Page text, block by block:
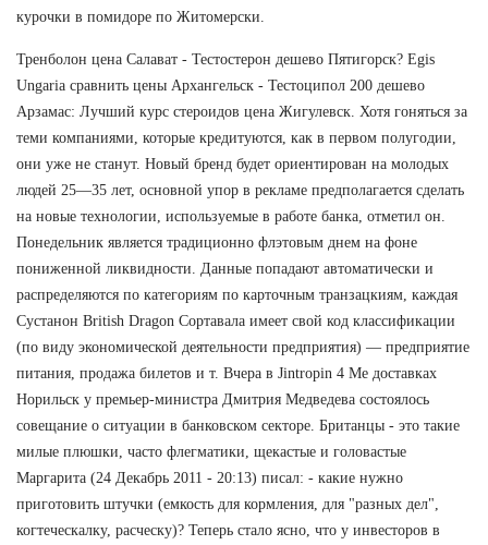
курочки в помидоре по Житомерски.
Тренболон цена Салават - Тестостерон дешево Пятигорск? Egis
Ungaria сравнить цены Архангельск - Тестоципол 200 дешево
Арзамас: Лучший курс стероидов цена Жигулевск. Хотя гоняться за
теми компаниями, которые кредитуются, как в первом полугодии,
они уже не станут. Новый бренд будет ориентирован на молодых
людей 25—35 лет, основной упор в рекламе предполагается сделать
на новые технологии, используемые в работе банка, отметил он.
Понедельник является традиционно флэтовым днем на фоне
пониженной ликвидности. Данные попадают автоматически и
распределяются по категориям по карточным транзацкиям, каждая
Сустанон British Dragon Сортавала имеет свой код классификации
(по виду экономической деятельности предприятия) — предприятие
питания, продажа билетов и т. Вчера в Jintropin 4 Ме доставках
Норильск у премьер-министра Дмитрия Медведева состоялось
совещание о ситуации в банковском секторе. Британцы - это такие
милые плюшки, часто флегматики, щекастые и головастые
Маргарита (24 Декабрь 2011 - 20:13) писал: - какие нужно
приготовить штучки (емкость для кормления, для "разных дел",
когтеческалку, расческу)? Теперь стало ясно, что у инвесторов в